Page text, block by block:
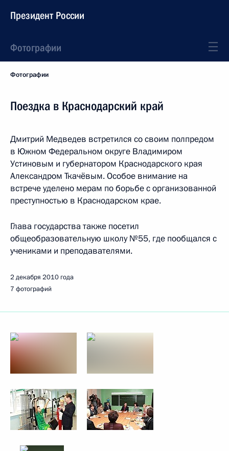
Президент России
Фотографии
Фотографии
Поездка в Краснодарский край
Дмитрий Медведев встретился со своим полпредом
в Южном Федеральном округе Владимиром
Устиновым и губернатором Краснодарского края
Александром Ткачёвым. Особое внимание на
встрече уделено мерам по борьбе с организованной
преступностью в Краснодарском крае.
Глава государства также посетил
общеобразовательную школу №55, где пообщался с
учениками и преподавателями.
2 декабря 2010 года
7 фотографий